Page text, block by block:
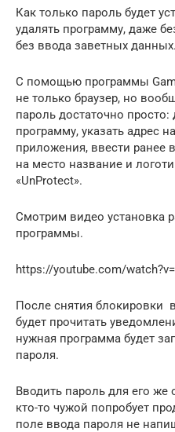
Как только пароль будет
удалять программу, даже
без ввода заветных данных.
С помощью программы
не только браузер, но
пароль достаточно
программу, указать адрес
приложения, ввести ранее
на место название и
«UnProtect».
Смотрим видео установка
программы.
https://youtube.com/
После снятия блокировки
будет прочитать
нужная программа будет
пароля.
Вводить пароль для его же
кто-то чужой попробует
поле ввода пароля не